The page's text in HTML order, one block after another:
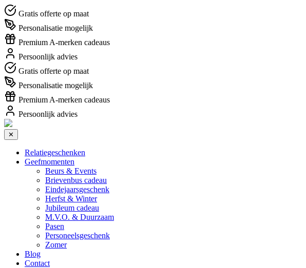
Gratis offerte op maat
Personalisatie mogelijk
Premium A-merken cadeaus
Persoonlijk advies
Gratis offerte op maat
Personalisatie mogelijk
Premium A-merken cadeaus
Persoonlijk advies
✕
Relatiegeschenken
Geefmomenten
Beurs & Events
Brievenbus cadeau
Eindejaarsgeschenk
Herfst & Winter
Jubileum cadeau
M.V.O. & Duurzaam
Pasen
Personeelsgeschenk
Zomer
Blog
Contact